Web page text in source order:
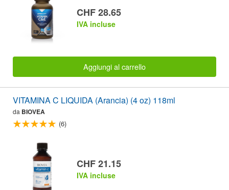
CHF 28.65
IVA incluse
Aggiungi al carrello
VITAMINA C LIQUIDA (Arancia) (4 oz) 118ml
da BIOVEA
(6)
CHF 21.15
IVA incluse